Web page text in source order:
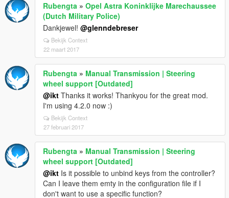
Rubengta » Opel Astra Koninklijke Marechaussee
(Dutch Military Police)
Dankjewel! @glenndebreser
Bekijk Context
22 maart 2017
Rubengta » Manual Transmission | Steering
wheel support [Outdated]
@ikt Thanks it works! Thankyou for the great mod.
I'm using 4.2.0 now :)
Bekijk Context
27 februari 2017
Rubengta » Manual Transmission | Steering
wheel support [Outdated]
@ikt Is it possible to unbind keys from the controller?
Can I leave them emty in the configuration file if I
don't want to use a specific function?